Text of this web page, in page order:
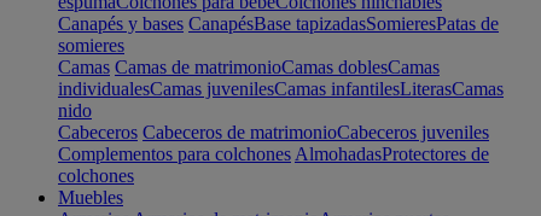
Canapés y bases CanapésBase tapizadasSomieresPatas de
somieres
Camas Camas de matrimonioCamas doblesCamas
individualesCamas juvenilesCamas infantilesLiterasCamas
nido
Cabeceros Cabeceros de matrimonioCabeceros juveniles
Complementos para colchones AlmohadasProtectores de
colchones
Muebles